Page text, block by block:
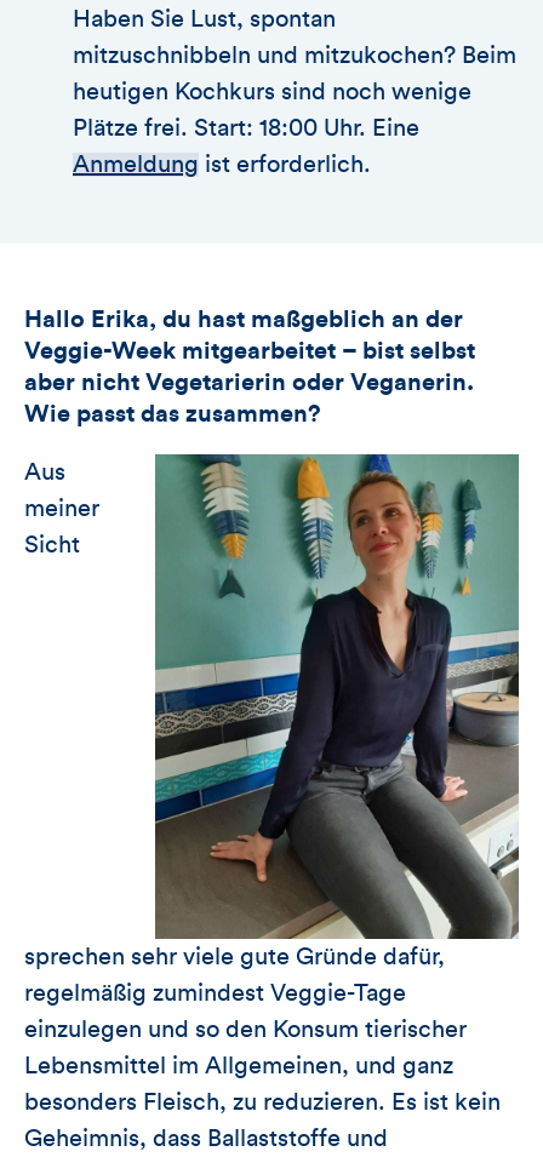
Haben Sie Lust, spontan
mitzuschnibbeln und mitzukochen? Beim
heutigen Kochkurs sind noch wenige
Plätze frei. Start: 18:00 Uhr. Eine
Anmeldung ist erforderlich.
Hallo Erika, du hast maßgeblich an der
Veggie-Week mitgearbeitet – bist selbst
aber nicht Vegetarierin oder Veganerin.
Wie passt das zusammen?
Aus
meiner
Sicht
sprechen sehr viele gute Gründe dafür,
regelmäßig zumindest Veggie-Tage
einzulegen und so den Konsum tierischer
Lebensmittel im Allgemeinen, und ganz
besonders Fleisch, zu reduzieren. Es ist kein
Geheimnis, dass Ballaststoffe und